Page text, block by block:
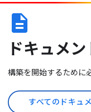
description
ドキュメン
構築を開始するために
すべてのドキュ